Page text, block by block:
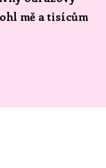
mě a tisícům